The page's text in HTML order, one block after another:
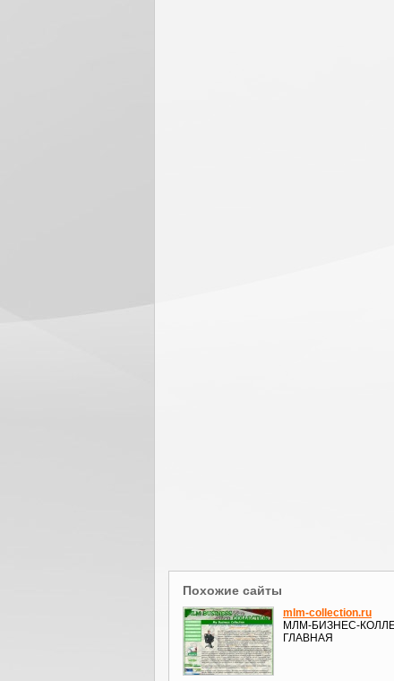
Похожие сайты
mlm-collection.ru
МЛМ-БИЗНЕС-
ГЛАВНАЯ